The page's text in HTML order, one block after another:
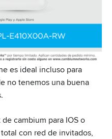
es ideal incluso para
no tenemos una buena
cambium para IOS o
con red de invitados,